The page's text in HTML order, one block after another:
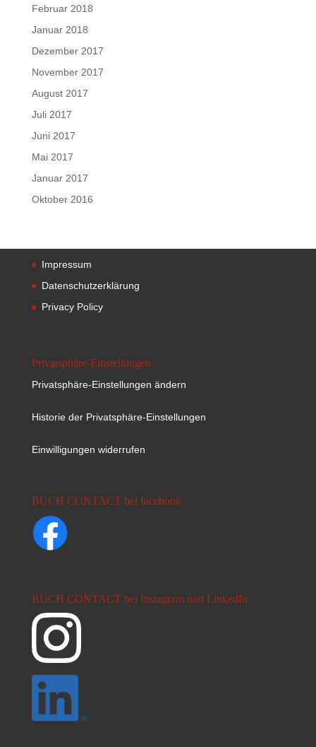
Februar 2018
Januar 2018
Dezember 2017
November 2017
August 2017
Juli 2017
Juni 2017
Mai 2017
Januar 2017
Oktober 2016
Impressum
Datenschutzerklärung
Privacy Policy
Privatsphäre-Einstellungen
Privatsphäre-Einstellungen ändern
Historie der Privatsphäre-Einstellungen
Einwilligungen widerrufen
BUCH CONTACT bei facebook
BUCH CONTACT bei Instagram und LinkedIn